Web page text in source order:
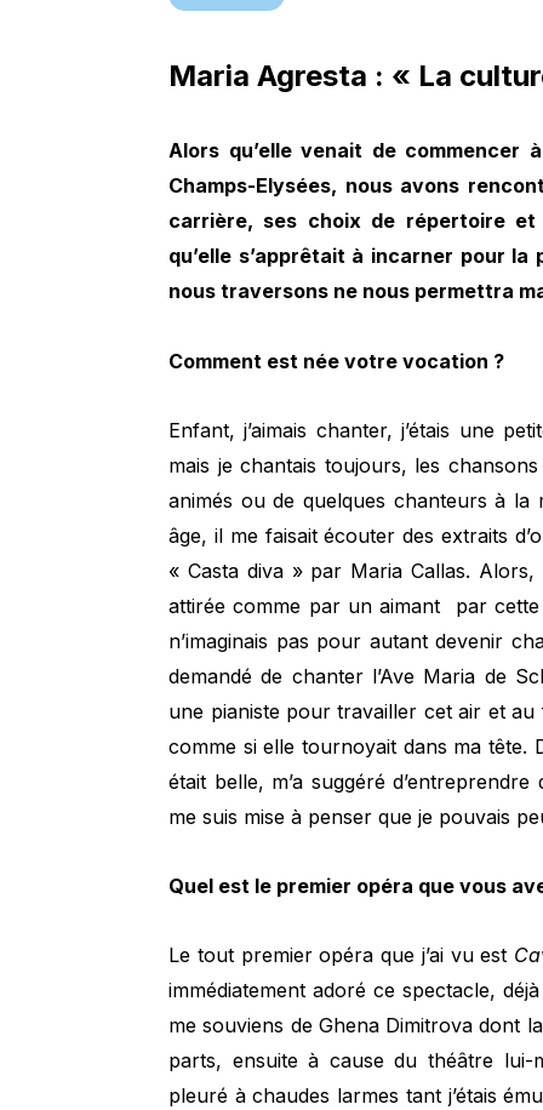
Maria Agresta : « La
Alors qu’elle venait de commencer
Champs-Elysées, nous avons
carrière, ses choix de répertoire et
qu’elle s’apprêtait à incarner pour
nous traversons ne nous permettra
Comment est née votre vocation ?
Enfant, j’aimais chanter, j’étais une
mais je chantais toujours, les chansons
animés ou de quelques chanteurs à
âge, il me faisait écouter des extraits
« Casta diva » par Maria Callas. Alors,
attirée comme par un aimant par
n’imaginais pas pour autant devenir
demandé de chanter l’Ave Maria de
une pianiste pour travailler cet air et
comme si elle tournoyait dans ma tête.
était belle, m’a suggéré
me suis mise à penser que je pouvais
Quel est le premier opéra que vous
Le tout premier opéra que j’ai vu est
immédiatement adoré ce spectacle,
me souviens de Ghena Dimitrova dont
parts, ensuite à cause du théâtre lui-
pleuré à chaudes larmes tant j’étais